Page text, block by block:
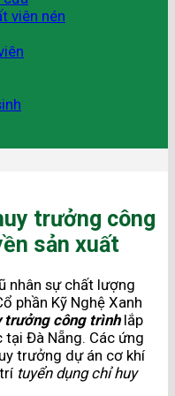
viên nén
trưởng công
sản xuất
nhân sự chất lượng
phần Kỹ Nghệ Xanh
trưởng công trìnhlắp
Đà Nẵng. Các ứng
trưởng dự án cơ khí
tuyển dụng chỉ huy